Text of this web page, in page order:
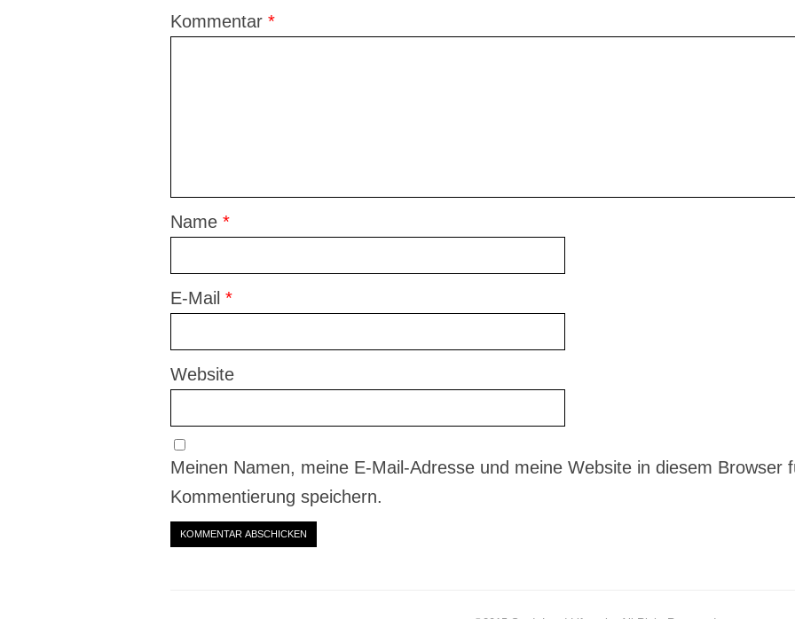
Kommentar *
Name *
E-Mail *
Website
Meinen Namen, meine E-Mail-Adresse und meine Website in diesem Browser
Kommentierung speichern.